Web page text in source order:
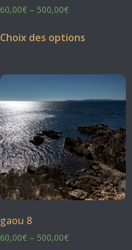
60,00€– 500,00€
Choix des options
gaou 8
60,00€– 500,00€